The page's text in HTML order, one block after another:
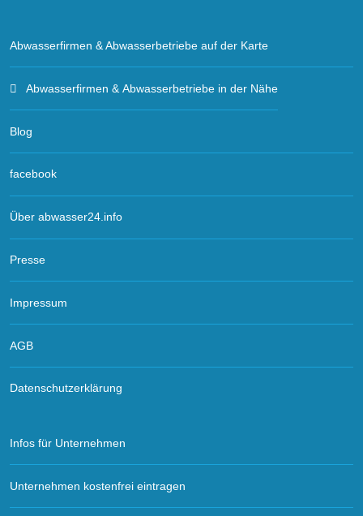
Abwasserfirmen & Abwasserbetriebe auf der Karte
Abwasserfirmen & Abwasserbetriebe in der Nähe
Blog
facebook
Über abwasser24.info
Presse
Impressum
AGB
Datenschutzerklärung
Infos für Unternehmen
Unternehmen kostenfrei eintragen